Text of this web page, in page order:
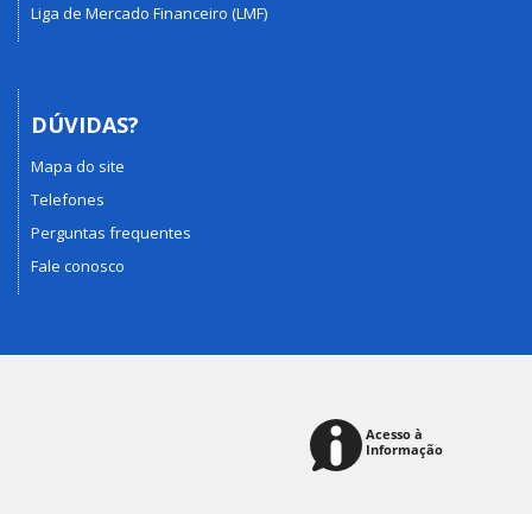
Liga de Mercado Financeiro (LMF)
DÚVIDAS?
Mapa do site
Telefones
Perguntas frequentes
Fale conosco